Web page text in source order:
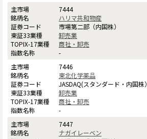
7444
ハリマ共和物産
市場第二部（内国株）
卸売業
商社・卸売
-
7446
東北化学薬品
JASDAQ(スタンダード・内国株）
卸売業
商社・卸売
-
7447
ナガイレーベン